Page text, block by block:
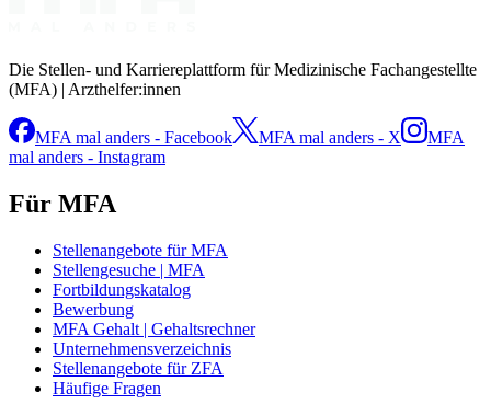
Die Stellen- und Karriereplattform für Medizinische Fachangestellte
(MFA) | Arzthelfer:innen
MFA mal anders - Facebook MFA mal anders - X
MFA
mal anders - Instagram
Für MFA
Stellenangebote für MFA
Stellengesuche | MFA
Fortbildungskatalog
Bewerbung
MFA Gehalt | Gehaltsrechner
Unternehmensverzeichnis
Stellenangebote für ZFA
Häufige Fragen